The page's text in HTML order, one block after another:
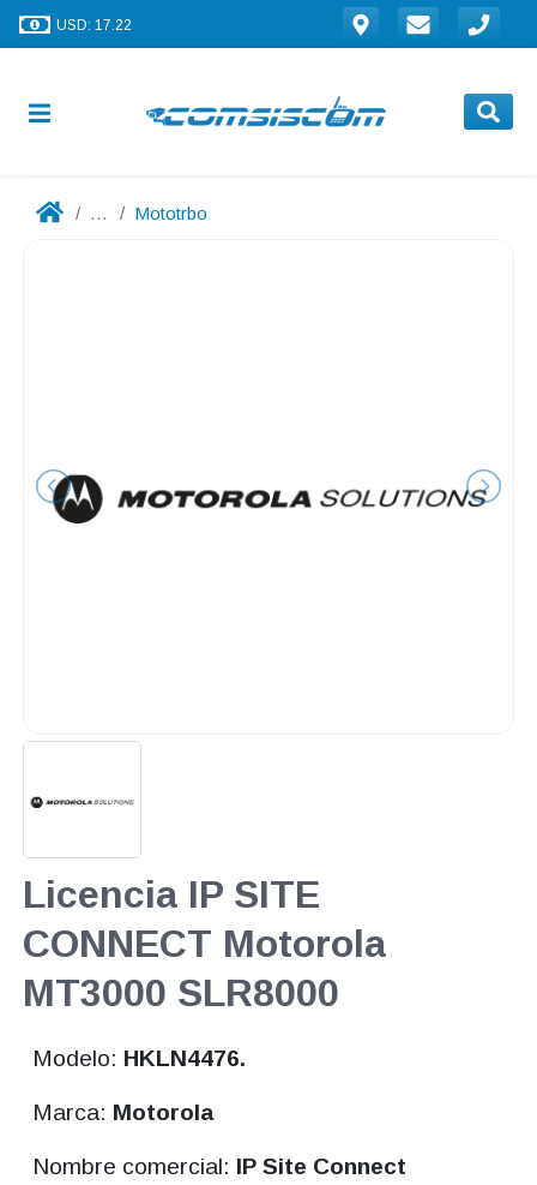
USD: 17.22
... Mototrbo
Licencia IP SITE
CONNECT Motorola
MT3000 SLR8000
Modelo: HKLN4476.
Marca: Motorola
Nombre comercial: IP Site Connect